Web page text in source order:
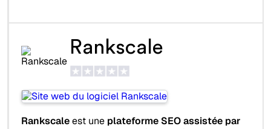
Rankscale
Rankscaleest une plateforme SEO assistée par